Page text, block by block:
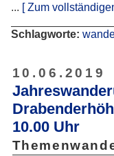
... [ Zum
Schlagworte:
10.06.2019
10.00 Uhr